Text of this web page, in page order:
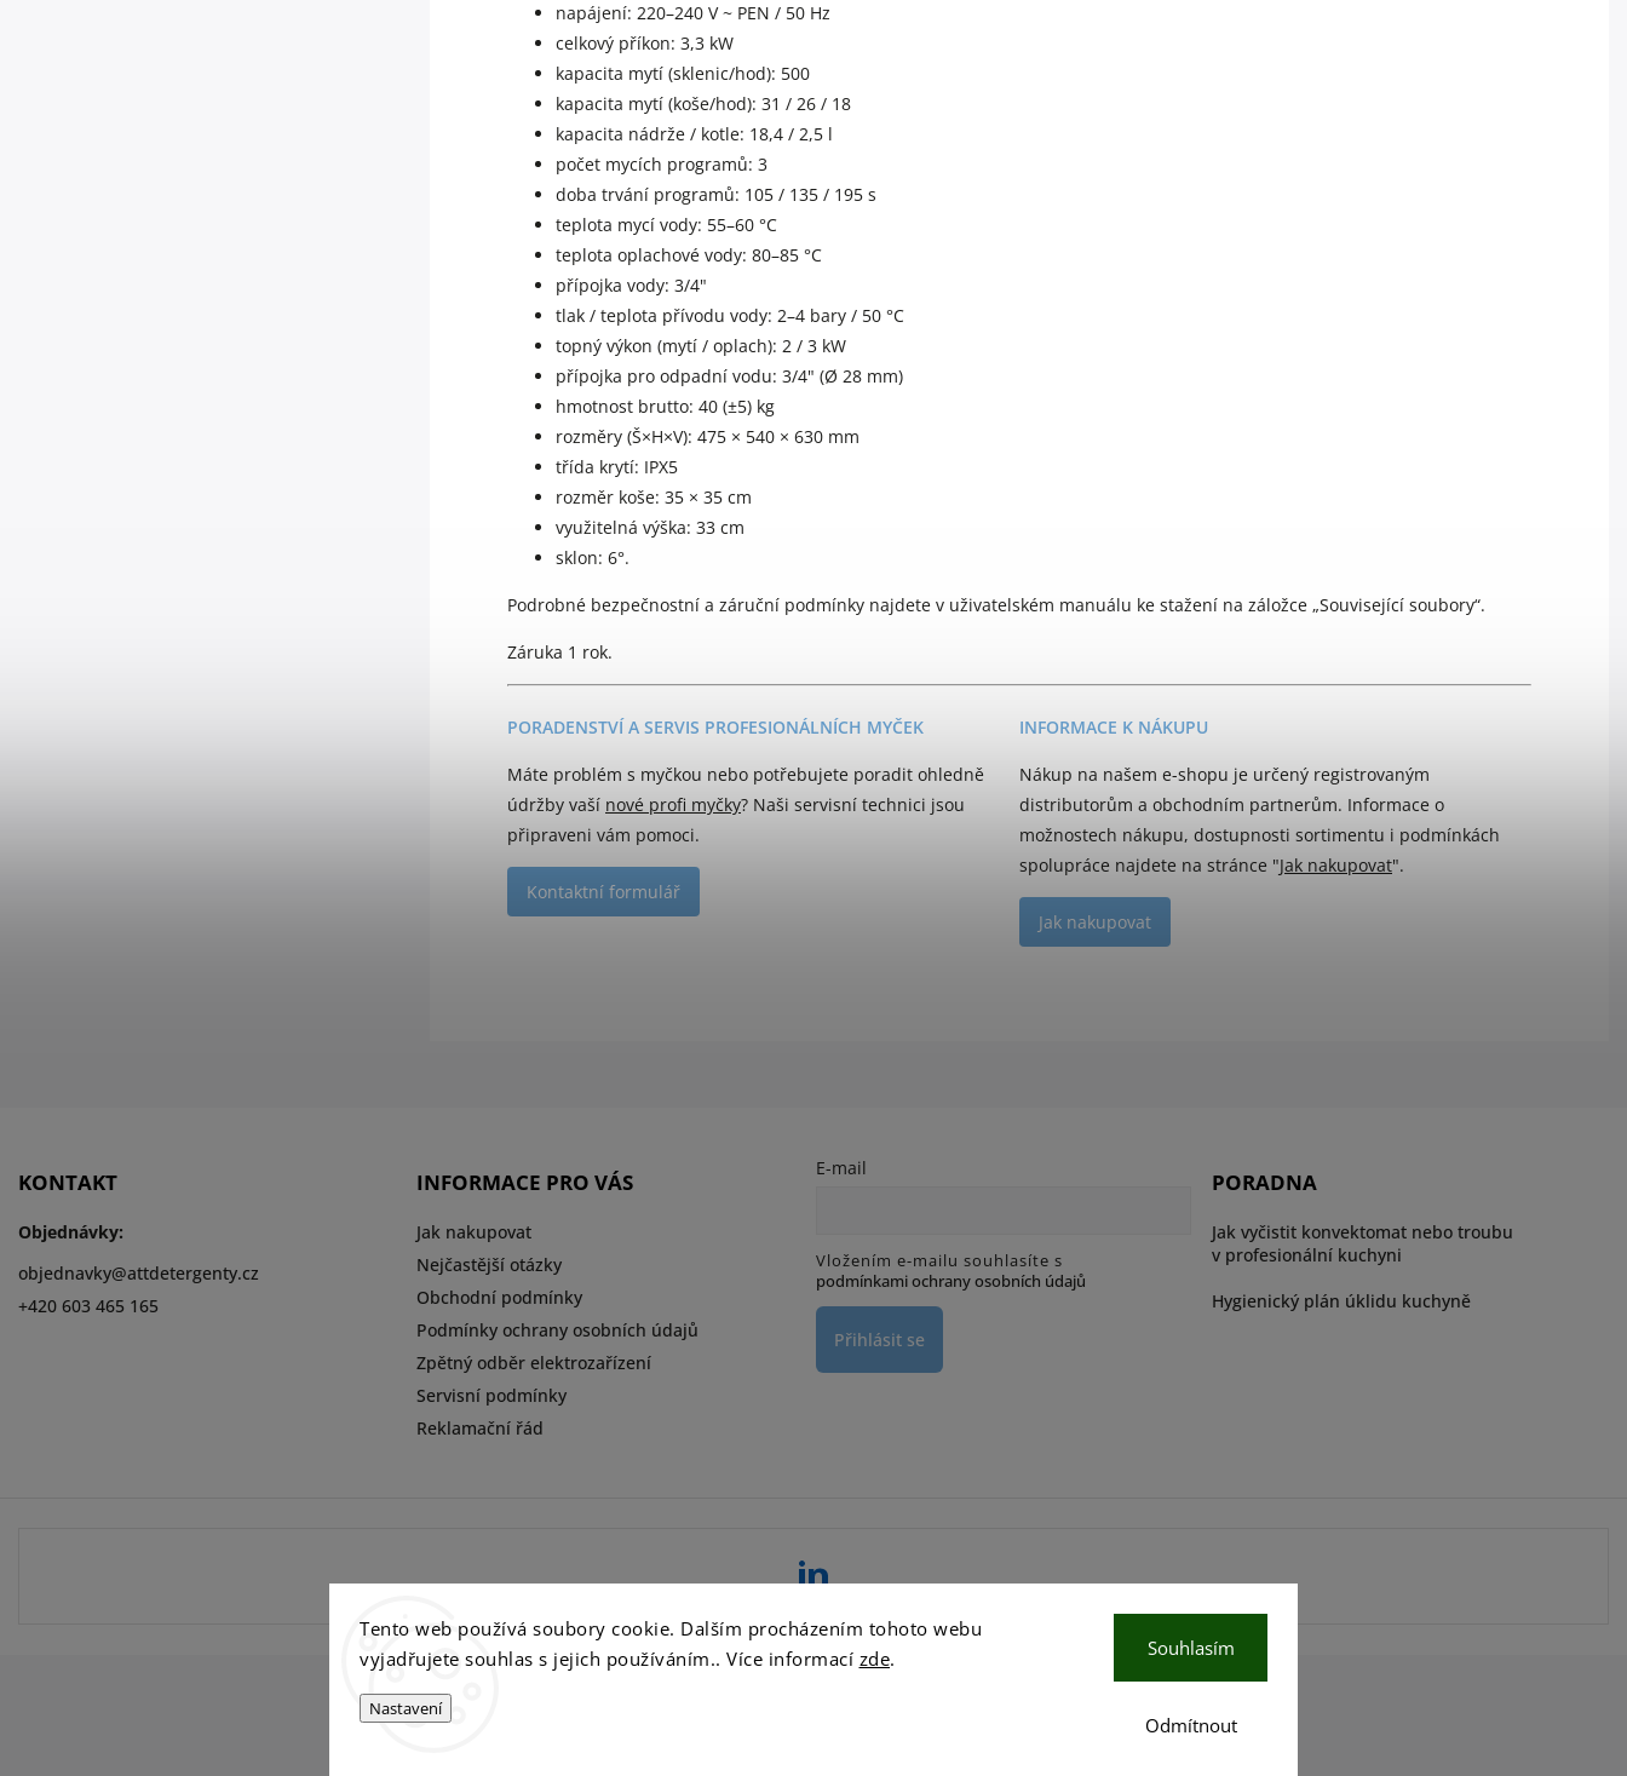
Tento web používá soubory cookie. Dalším procházením tohoto webu
vyjadřujete souhlas s jejich používáním.. Více informací zde.
Nastavení
Odmítnout
Souhlasím
napájení: 220–240 V ~ PEN / 50 Hz
celkový příkon: 3,3 kW
kapacita mytí (sklenic/hod): 500
kapacita mytí (koše/hod): 31 / 26 / 18
kapacita nádrže / kotle: 18,4 / 2,5 l
počet mycích programů: 3
doba trvání programů: 105 / 135 / 195 s
teplota mycí vody: 55–60 °C
teplota oplachové vody: 80–85 °C
přípojka vody: 3/4"
tlak / teplota přívodu vody: 2–4 bary / 50 °C
topný výkon (mytí / oplach): 2 / 3 kW
přípojka pro odpadní vodu: 3/4" (Ø 28 mm)
hmotnost brutto: 40 (±5) kg
rozměry (Š×H×V): 475 × 540 × 630 mm
třída krytí: IPX5
rozměr koše: 35 × 35 cm
využitelná výška: 33 cm
sklon: 6°.
Podrobné bezpečnostní a záruční podmínky najdete v uživatelském manuálu ke stažení na záložce „Související soubory“.
Záruka 1 rok.
PORADENSTVÍ A SERVIS PROFESIONÁLNÍCH MYČEK
Máte problém s myčkou nebo potřebujete poradit ohledně
údržby vaší nové profi myčky? Naši servisní technici jsou
připraveni vám pomoci.
Kontaktní formulář
INFORMACE K NÁKUPU
Nákup na našem e-shopu je určený registrovaným
distributorům a obchodním partnerům. Informace o
možnostech nákupu, dostupnosti sortimentu i podmínkách
spolupráce najdete na stránce "Jak nakupovat".
Jak nakupovat
KONTAKT
Objednávky:
objednavky@attdetergenty.cz
+420 603 465 165
INFORMACE PRO VÁS
Jak nakupovat
Nejčastější otázky
Obchodní podmínky
Podmínky ochrany osobních údajů
Zpětný odběr elektrozařízení
Servisní podmínky
Reklamační řád
E-mail
Vložením e-mailu souhlasíte s
podmínkami ochrany osobních údajů
Přihlásit se
PORADNA
Jak vyčistit konvektomat nebo troubu
v profesionální kuchyni
Hygienický plán úklidu kuchyně